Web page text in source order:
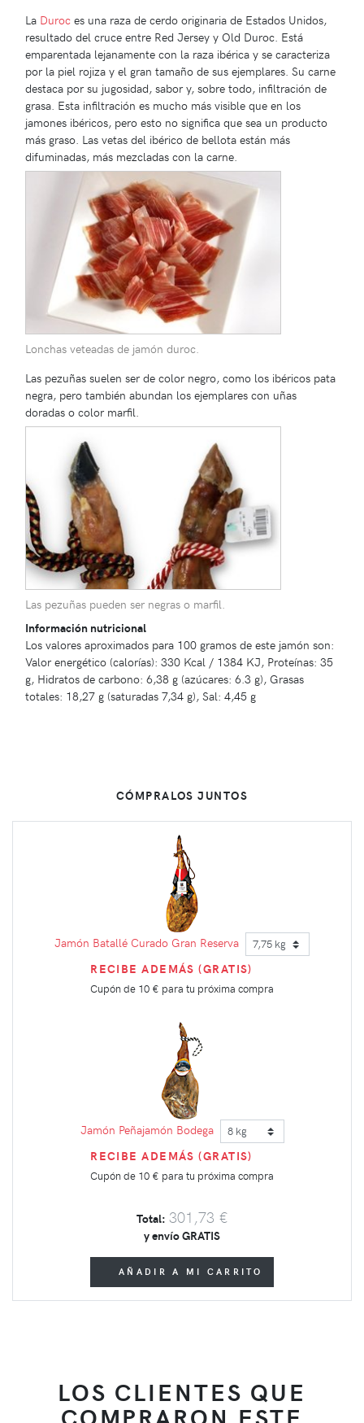
La Duroc es una raza de cerdo originaria de Estados Unidos,
resultado del cruce entre Red Jersey y Old Duroc. Está
emparentada lejanamente con la raza ibérica y se caracteriza
por la piel rojiza y el gran tamaño de sus ejemplares. Su carne
destaca por su jugosidad, sabor y, sobre todo, infiltración de
grasa. Esta infiltración es mucho más visible que en los
jamones ibéricos, pero esto no significa que sea un producto
más graso. Las vetas del ibérico de bellota están más
difuminadas, más mezcladas con la carne.
Lonchas veteadas de jamón duroc.
Las pezuñas suelen ser de color negro, como los ibéricos pata
negra, pero también abundan los ejemplares con uñas
doradas o color marfil.
Las pezuñas pueden ser negras o marfil.
Información nutricional
Los valores aproximados para 100 gramos de este jamón son:
Valor energético (calorías): 330 Kcal / 1384 KJ, Proteínas: 35
g, Hidratos de carbono: 6,38 g (azúcares: 6.3 g), Grasas
totales: 18,27 g (saturadas 7,34 g), Sal: 4,45 g
CÓMPRALOS JUNTOS
Jamón Batallé Curado Gran Reserva
RECIBE ADEMÁS (GRATIS)
Cupón de 10 € para tu próxima compra
Jamón Peñajamón Bodega
RECIBE ADEMÁS (GRATIS)
Cupón de 10 € para tu próxima compra
Total: 301,73 €
y envío GRATIS
AÑADIR A MI CARRITO
LOS CLIENTES QUE